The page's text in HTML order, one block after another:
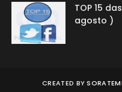
TOP 15
agosto )
CREATED BY